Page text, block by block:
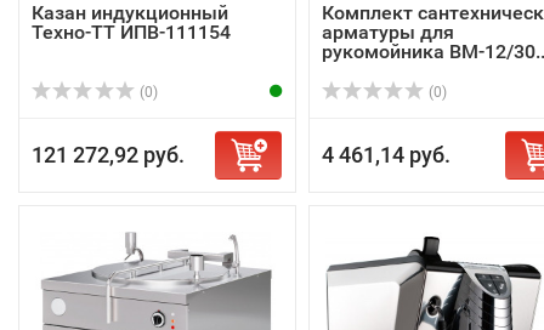
Казан индукционный
Техно-ТТ ИПВ-111154
(0)
121 272,92 руб.
Комплект
арматуры для
рукомойника ВМ-12/
(0)
4 461,14 руб.